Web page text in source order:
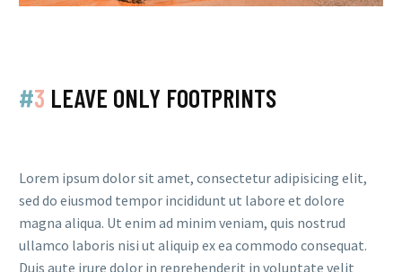
#3 LEAVE ONLY FOOTPRINTS
Lorem ipsum dolor sit amet, consectetur adipisicing elit,
sed do eiusmod tempor incididunt ut labore et dolore
magna aliqua. Ut enim ad minim veniam, quis nostrud
ullamco laboris nisi ut aliquip ex ea commodo consequat.
Duis aute irure dolor in reprehenderit in voluptate velit